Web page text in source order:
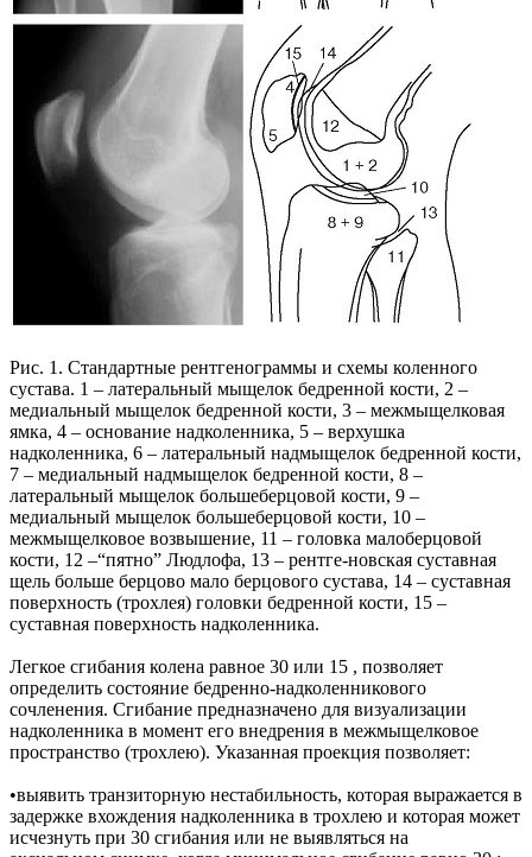
Рис. 1. Стандартные рентгенограммы и схемы коленного
сустава. 1 – латеральный мыщелок бедренной кости, 2 –
медиальный мыщелок бедренной кости, 3 – межмыщелковая
ямка, 4 – основание надколенника, 5 – верхушка
надколенника, 6 – латеральный надмыщелок бедренной кости,
7 – медиальный надмыщелок бедренной кости, 8 –
латеральный мыщелок большеберцовой кости, 9 –
медиальный мыщелок большеберцовой кости, 10 –
межмыщелковое возвышение, 11 – головка малоберцовой
кости, 12 –“пятно” Людлофа, 13 – рентге-новская суставная
щель больше берцово мало берцового сустава, 14 – суставная
поверхность (трохлея) головки бедренной кости, 15 –
суставная поверхность надколенника.
Легкое сгибания колена равное 30 или 15 , позволяет
определить состояние бедренно-надколенникового
сочленения. Сгибание предназначено для визуализации
надколенника в момент его внедрения в межмыщелковое
пространство (трохлею). Указанная проекция позволяет:
•выявить транзиторную нестабильность, которая выражается в
задержке вхождения надколенника в трохлею и которая может
исчезнуть при 30 сгибания или не выявляться на